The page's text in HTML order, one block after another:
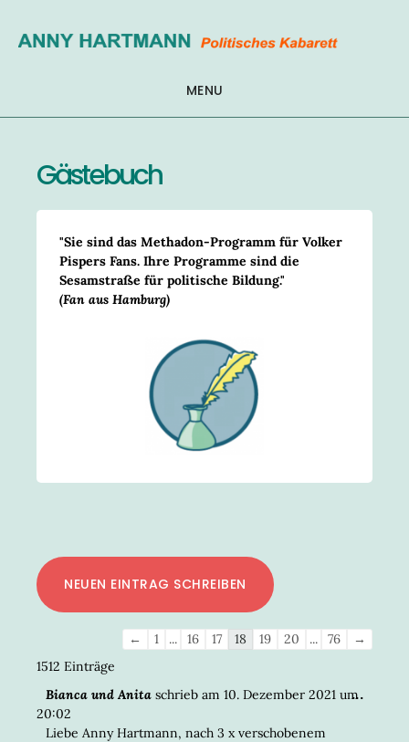
springen
MENU
Gästebuch
"Sie sind das Methadon-Programm für Volker
Pispers Fans. Ihre Programme sind die
Sesamstraße für politische Bildung."
(Fan aus Hamburg)
Navigation
← 1 ... 16 17 18 19 20 ... 76
→
1512 Einträge
Bianca und Anita schrieb am 10. Dezember 2021 um
20:02
Liebe Anny Hartmann, nach 3 x verschobenem
...DIESE